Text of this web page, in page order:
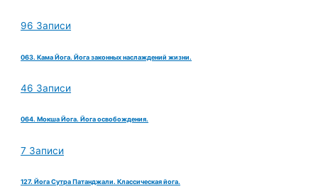
96 Записи
063. Кама Йога. Йога законных наслаждений жизни.
46 Записи
064. Мокша Йога. Йога освобождения.
7 Записи
127. Йога Сутра Патанджали. Классическая йога.